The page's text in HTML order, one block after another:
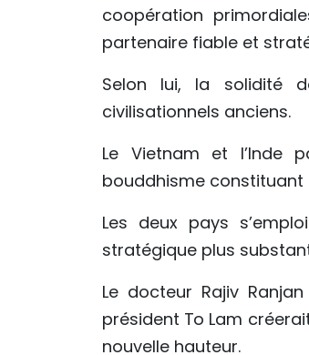
coopération
partenaire fiable et
Selon lui, la solidité
civilisationnels anciens.
Le Vietnam et l’Inde
bouddhisme constituant
Les deux pays
stratégique plus
Le docteur Rajiv
président To Lam
nouvelle hauteur.